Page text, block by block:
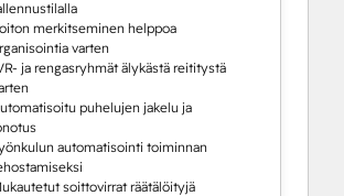
merkitseminen helppoa
varten
ja rengasryhmät älykästä reititystä
puhelujen jakelu ja
automatisointi toiminnan
soittovirrat räätälöityjä